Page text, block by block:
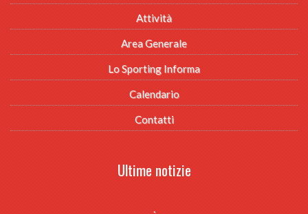
Attività
Area Generale
Lo Sporting Informa
Calendario
Contatti
Ultime notizie
.